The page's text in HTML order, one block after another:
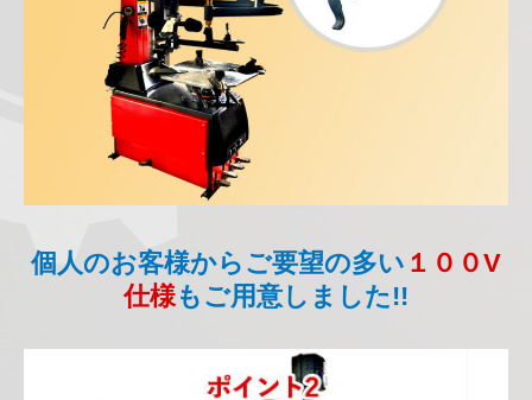
個人のお客様からご要望の多い １００V
仕様もご用意しました!!